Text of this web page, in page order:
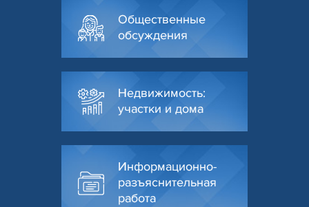
Общественные
обсуждения
Недвижимость:
участки и дома
Информационно-
разъяснительная
работа